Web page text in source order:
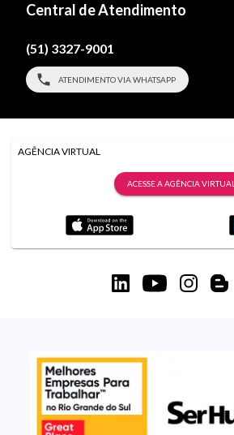
Central de Atendimento
(51) 3327-9001
ATENDIMENTO VIA WHATSAPP
AGÊNCIA VIRTUAL
ACESSE A AGÊNCIA VIRTUAL